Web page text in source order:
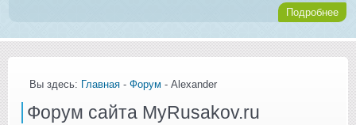
Подробнее
Вы здесь: Главная - Форум - Alexander
Форум сайта MyRusakov.ru